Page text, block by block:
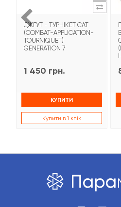
ДЖГУТ - ТУРНІКЕТ CAT
(COMBAT-APPLICATION-
TOURNIQUET)
GENERATION 7
1 450 грн.
КУПИТИ
Купити в 1 клік